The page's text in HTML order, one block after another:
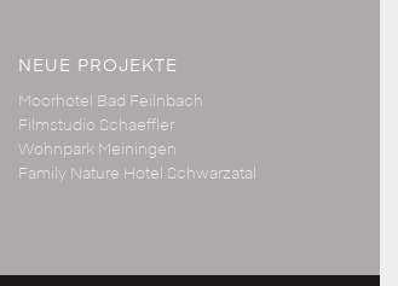
NEUE PROJEKTE
Moorhotel Bad Feilnbach
Filmstudio Schaeffler
Wohnpark Meiningen
Family Nature Hotel Schwarzatal